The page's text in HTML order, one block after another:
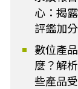
心：揭
評鑑加分
數位產
麼？解
些產品